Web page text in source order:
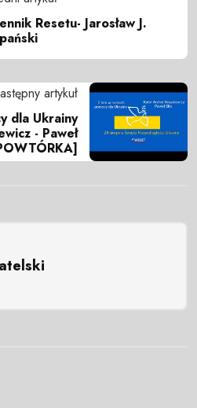
Resetu- Jarosław J.
artykuł
dla Ukrainy
- Paweł